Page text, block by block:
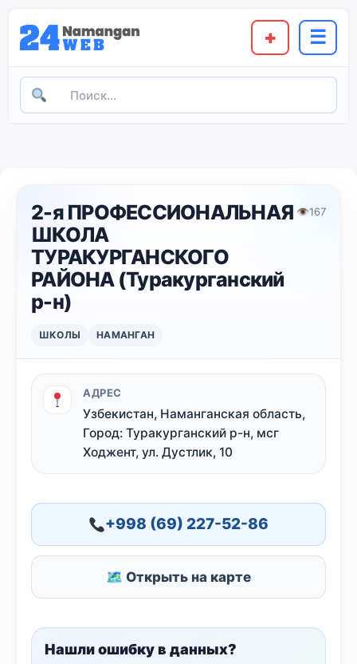
+ ☰
2-я ПРОФЕССИОНАЛЬНАЯ
ШКОЛА
ТУРАКУРГАНСКОГО
РАЙОНА (Туракурганский
р-н)
👁167
ШКОЛЫ НАМАНГАН
АДРЕС
Узбекистан, Наманганская область,
Город: Туракурганский р-н, мсг
Ходжент, ул. Дустлик, 10
+998 (69) 227-52-86
🗺 Открыть на карте
Нашли ошибку в данных?